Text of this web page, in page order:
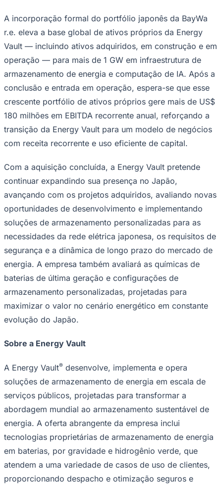
São Paulo
Santos
A incorporação formal do portfólio japonês da BayWa
r.e. eleva a base global de ativos próprios da Energy
Vault — incluindo ativos adquiridos, em construção e em
operação — para mais de 1 GW em infraestrutura de
armazenamento de energia e computação de IA. Após a
conclusão e entrada em operação, espera-se que esse
crescente portfólio de ativos próprios gere mais de US$
180 milhões em EBITDA recorrente anual, reforçando a
transição da Energy Vault para um modelo de negócios
com receita recorrente e uso eficiente de capital.
Com a aquisição concluída, a Energy Vault pretende
continuar expandindo sua presença no Japão,
avançando com os projetos adquiridos, avaliando novas
oportunidades de desenvolvimento e implementando
soluções de armazenamento personalizadas para as
necessidades da rede elétrica japonesa, os requisitos de
segurança e a dinâmica de longo prazo do mercado de
energia. A empresa também avaliará as químicas de
baterias de última geração e configurações de
armazenamento personalizadas, projetadas para
maximizar o valor no cenário energético em constante
evolução do Japão.
Sobre a Energy Vault
A Energy Vault® desenvolve, implementa e opera
soluções de armazenamento de energia em escala de
serviços públicos, projetadas para transformar a
abordagem mundial ao armazenamento sustentável de
energia. A oferta abrangente da empresa inclui
tecnologias proprietárias de armazenamento de energia
em baterias, por gravidade e hidrogênio verde, que
atendem a uma variedade de casos de uso de clientes,
proporcionando despacho e otimização seguros e